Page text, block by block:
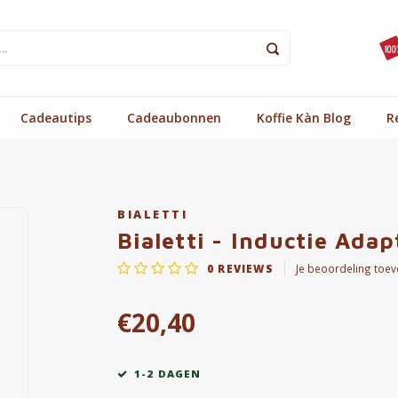
Cadeautips Cadeaubonnen Koffie Kàn Blog
BIALETTI
Bialetti - Inductie
0 REVIEWS Je beoordeling
€20,40
1-2 DAGEN